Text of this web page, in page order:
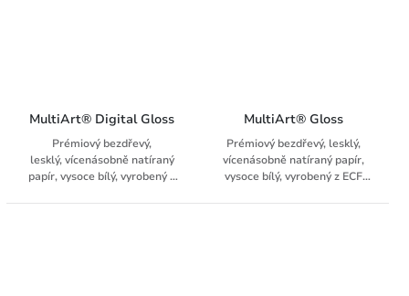
MultiArt® Digital Gloss
Prémiový bezdřevý,
lesklý, vícenásobně natíraný
papír, vysoce bílý, vyrobený z
MultiArt® Gloss
Prémiový bezdřevý, lesklý,
vícenásobně natíraný papír,
vysoce bílý, vyrobený z ECF